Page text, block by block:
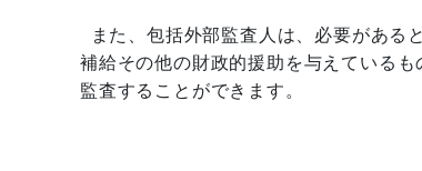
また、包括外部監査人は、必要がある
補給その他の財政的援助を与えている
監査することができます。